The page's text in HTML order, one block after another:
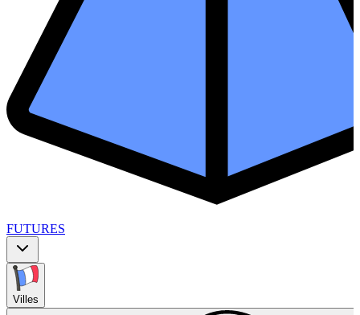
FUTURES
Villes